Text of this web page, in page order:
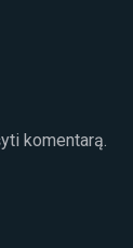
komentarą.